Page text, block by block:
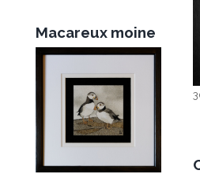
Macareux moine